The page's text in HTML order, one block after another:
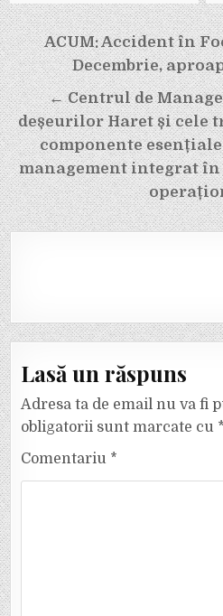
Navigare
în
articole
ACUM: Accident în
Decembrie,
← Centrul de
deșeurilor Haret și cele
componente
management integrat în
Lasă un răspuns
Adresa ta de email nu va fi
obligatorii sunt marcate cu *
Comentariu *